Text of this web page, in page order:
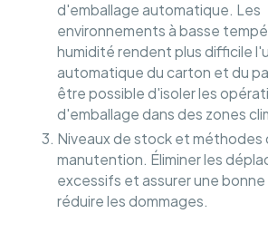
d'emballage automatique. Les
environnements à basse
humidité rendent plus difficile
automatique du carton et du
être possible d'isoler les
d'emballage dans des zones
Niveaux de stock et méthodes
manutention. Éliminer les
excessifs et assurer une
réduire les dommages.